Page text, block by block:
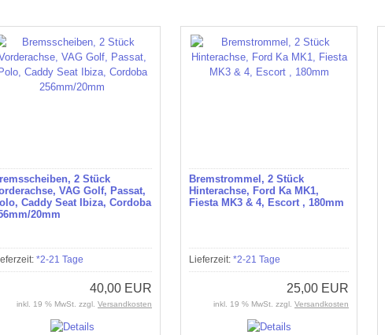
2 Stück
VAG Golf, Passat,
Caddy Seat Ibiza, Cordoba
20mm
*2-21 Tage
40,00 EUR
inkl. 19 % MwSt. zzgl. Versandkosten
Bremstrommel, 2 Stück
Hinterachse, Ford Ka MK1,
Fiesta MK3 & 4, Escort , 180mm
Lieferzeit: *2-21 Tage
25,00 EUR
inkl. 19 % MwSt. zzgl. Versandkosten